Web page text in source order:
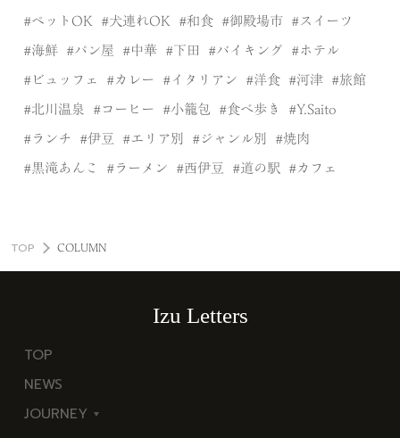
ペットOK 犬連れOK 和食 御殿場市 スイーツ
海鮮 パン屋 中華 下田 バイキング ホテル
ビュッフェ カレー イタリアン 洋食 河津 旅館
北川温泉 コーヒー 小籠包 食べ歩き Y.Saito
ランチ 伊豆 エリア別 ジャンル別 焼肉
黒滝あんこ ラーメン 西伊豆 道の駅 カフェ
TOP COLUMN
Izu Letters
TOP
NEWS
JOURNEY